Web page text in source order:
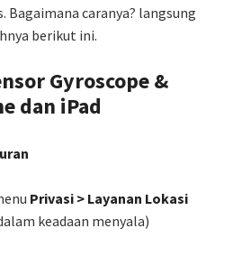
Bagaimana caranya? langsung
berikut ini.
Gyroscope &
dan iPad
Privasi > Layanan Lokasi
keadaan menyala)